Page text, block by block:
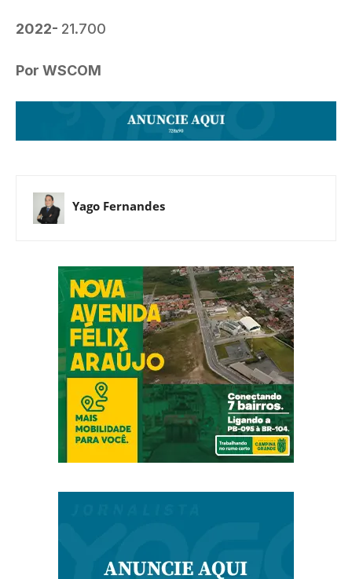
2022- 21.700
Por WSCOM
Yago Fernandes